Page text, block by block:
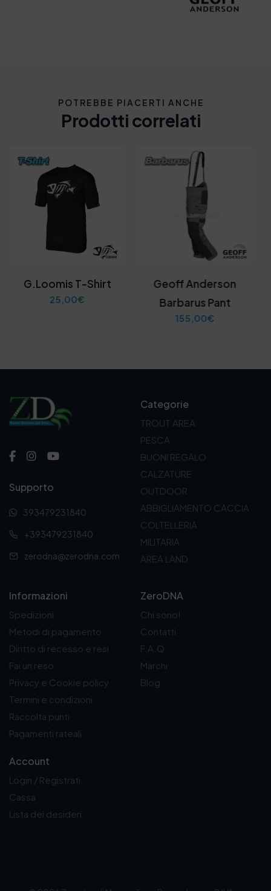
POTREBBE PIACERTI ANCHE
Prodotti correlati
G.Loomis T-Shirt
25,00€
Geoff Anderson
Barbarus Pant
155,00€
Supporto
393479231840
+393479231840
zerodna@zerodna.com
Categorie
TROUT AREA
PESCA
BUONI REGALO
CALZATURE
OUTDOOR
ABBIGLIAMENTO CACCIA
COLTELLERIA
MILITARIA
AREA LAND
Informazioni
Spedizioni
Metodi di pagamento
Diritto di recesso e resi
Fai un reso
Privacy e Cookie policy
Termini e condizioni
Raccolta punti
Pagamenti rateali
Account
Login / Registrati
Cassa
Lista dei desideri
ZeroDNA
Chi sono!
Contatti
F.A.Q.
Marchi
Blog